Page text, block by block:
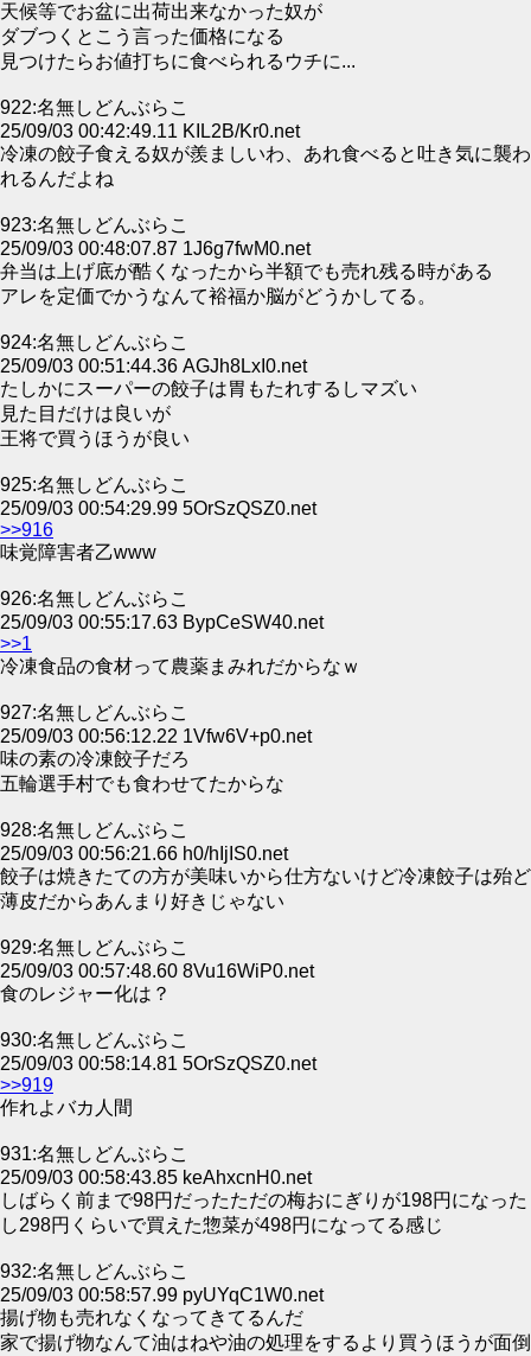
天候等でお盆に出荷出来なかった奴が
ダブつくとこう言った価格になる
見つけたらお値打ちに食べられるウチに...
922:名無しどんぶらこ
25/09/03 00:42:49.11 KIL2B/Kr0.net
冷凍の餃子食える奴が羨ましいわ、あれ食べると吐き気に襲わ
れるんだよね
923:名無しどんぶらこ
25/09/03 00:48:07.87 1J6g7fwM0.net
弁当は上げ底が酷くなったから半額でも売れ残る時がある
アレを定価でかうなんて裕福か脳がどうかしてる。
924:名無しどんぶらこ
25/09/03 00:51:44.36 AGJh8LxI0.net
たしかにスーパーの餃子は胃もたれするしマズい
見た目だけは良いが
王将で買うほうが良い
925:名無しどんぶらこ
25/09/03 00:54:29.99 5OrSzQSZ0.net
>>916
味覚障害者乙www
926:名無しどんぶらこ
25/09/03 00:55:17.63 BypCeSW40.net
>>1
冷凍食品の食材って農薬まみれだからなｗ
927:名無しどんぶらこ
25/09/03 00:56:12.22 1Vfw6V+p0.net
味の素の冷凍餃子だろ
五輪選手村でも食わせてたからな
928:名無しどんぶらこ
25/09/03 00:56:21.66 h0/hIjIS0.net
餃子は焼きたての方が美味いから仕方ないけど冷凍餃子は殆ど
薄皮だからあんまり好きじゃない
929:名無しどんぶらこ
25/09/03 00:57:48.60 8Vu16WiP0.net
食のレジャー化は？
930:名無しどんぶらこ
25/09/03 00:58:14.81 5OrSzQSZ0.net
>>919
作れよバカ人間
931:名無しどんぶらこ
25/09/03 00:58:43.85 keAhxcnH0.net
しばらく前まで98円だったただの梅おにぎりが198円になった
し298円くらいで買えた惣菜が498円になってる感じ
932:名無しどんぶらこ
25/09/03 00:58:57.99 pyUYqC1W0.net
揚げ物も売れなくなってきてるんだ
家で揚げ物なんて油はねや油の処理をするより買うほうが面倒